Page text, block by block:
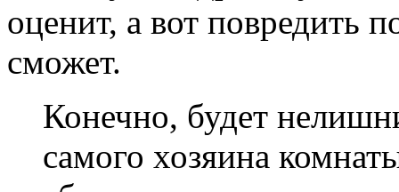
оценит, а вот повредить
сможет.
Конечно, будет
самого хозяина